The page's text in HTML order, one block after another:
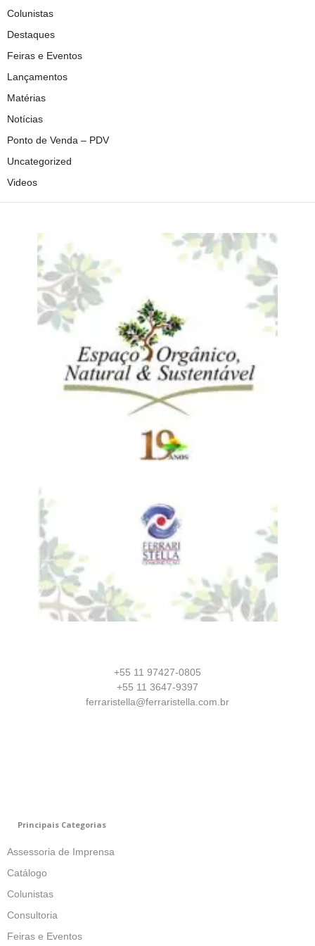
Colunistas
Destaques
Feiras e Eventos
Lançamentos
Matérias
Notícias
Ponto de Venda – PDV
Uncategorized
Videos
+55 11 97427-0805
+55 11 3647-9397
ferraristella@ferraristella.com.br
Principais Categorias
Assessoria de Imprensa
Catálogo
Colunistas
Consultoria
Feiras e Eventos